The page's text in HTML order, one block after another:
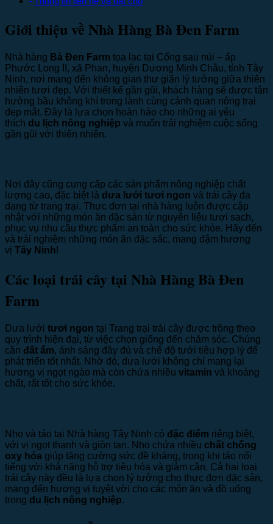
Giới thiệu về Nhà Hàng Bà Đen Farm
Nhà hàng Bà Đen Farm tọa lạc tại Cổng sau núi – ấp
Phước Long II, xã Phan, huyện Dương Minh Châu, tỉnh Tây
Ninh, nơi mang đến không gian thư giãn lý tưởng giữa thiên
nhiên tươi đẹp. Với thiết kế gần gũi, khách hàng sẽ được tận
hưởng bầu không khí trong lành cùng cảnh quan nông trại
đẹp mắt. Đây là lựa chọn hoàn hảo cho những ai yêu
thích du lịch nông nghiệp và muốn trải nghiệm cuộc sống
gần gũi với thiên nhiên.
Nơi đây cũng cung cấp các sản phẩm nông nghiệp chất
lượng cao, đặc biệt là dưa lưới tươi ngon và trái cây đa
dạng từ trang trại. Thực đơn tại nhà hàng luôn được cập
nhật với những món ăn đặc sản từ nguyên liệu tươi sạch,
phục vụ nhu cầu thực phẩm an toàn cho sức khỏe. Hãy đến
và trải nghiệm những món ăn đặc sắc, mang đậm hương
vị Tây Ninh!
Các loại trái cây tại Nhà Hàng Bà Đen
Farm
Dưa lưới tươi ngon tại Trang trại trái cây được trồng theo
quy trình hiện đại, từ việc chọn giống đến chăm sóc. Chúng
cần đất ẩm, ánh sáng đầy đủ và chế độ tưới tiêu hợp lý để
phát triển tốt nhất. Nhờ đó, dưa lưới không chỉ mang lại
hương vị ngọt ngào mà còn chứa nhiều vitamin và khoáng
chất, rất tốt cho sức khỏe.
Nho và táo tại Nhà hàng Tây Ninh có đặc điểm riêng biệt,
với vị ngọt thanh và giòn tan. Nho chứa nhiều chất chống
oxy hóa giúp tăng cường sức đề kháng, trong khi táo nổi
tiếng với khả năng hỗ trợ tiêu hóa và giảm cân. Cả hai loại
trái cây này đều là lựa chọn lý tưởng cho thực đơn đặc sản,
mang đến hương vị tuyệt vời cho các món ăn và đồ uống
trong du lịch nông nghiệp.